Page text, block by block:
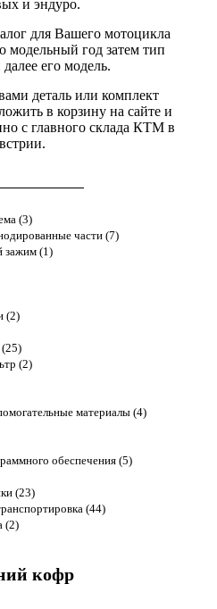
и эндуро.
для Вашего мотоцикла
модельный год затем тип
его модель.
деталь или комплект
в корзину на сайте и
с главного склада КТМ в
(3)
части (7)
зажим (1)
(2)
(25)
(2)
материалы (4)
обеспечения (5)
(23)
(44)
(2)
кофр